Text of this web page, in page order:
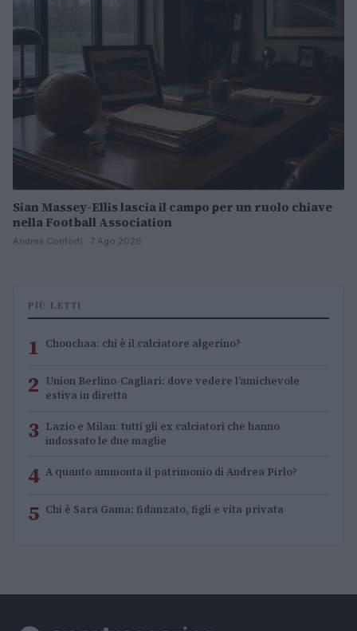
Sian Massey-Ellis lascia il campo per un ruolo chiave
nella Football Association
Andrea Conforti · 7 Ago 2026
PIÙ LETTI
1 Chouchaa: chi è il calciatore algerino?
2 Union Berlino-Cagliari: dove vedere l’amichevole
estiva in diretta
3 Lazio e Milan: tutti gli ex calciatori che hanno
indossato le due maglie
4 A quanto ammonta il patrimonio di Andrea Pirlo?
5 Chi è Sara Gama: fidanzato, figli e vita privata